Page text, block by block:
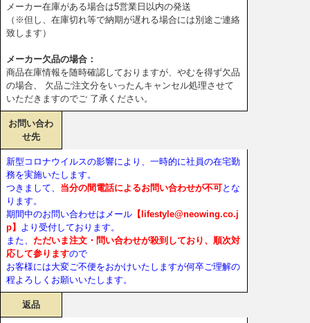
メーカー在庫がある場合は5営業日以内の発送
（※但し、在庫切れ等で納期が遅れる場合には別途ご連絡
致します）
メーカー欠品の場合：
商品在庫情報を随時確認しておりますが、やむを得ず欠品
の場合、 欠品ご注文分をいったんキャンセル処理させて
いただきますのでご 了承ください。
お問い合わ
せ先
新型コロナウイルスの影響により、一時的に社員の在宅勤
務を実施いたします。
つきまして、 当分の間電話によるお問い合わせが不可とな
ります。
期間中のお問い合わせはメール 【lifestyle@neowing.co.j
p】
より受付しております。
また、 ただいま注文・問い合わせが殺到しており、順次対
応して参りますので
お客様には大変ご不便をおかけいたしますが何卒ご理解の
程よろしくお願いいたします。
返品